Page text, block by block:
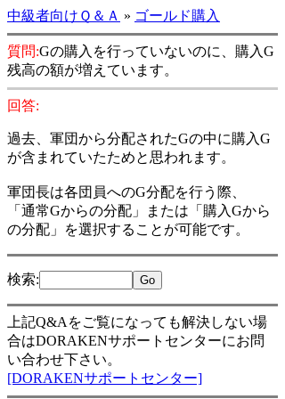
中級者向けＱ＆Ａ » ゴールド購入
質問:Gの購入を行っていないのに、購入G
残高の額が増えています。
回答:
過去、軍団から分配されたGの中に購入G
が含まれていたためと思われます。
軍団長は各団員へのG分配を行う際、
「通常Gからの分配」または「購入Gから
の分配」を選択することが可能です。
検索:
上記Q&Aをご覧になっても解決しない場
合はDORAKENサポートセンターにお問
い合わせ下さい。
[DORAKENサポートセンター]